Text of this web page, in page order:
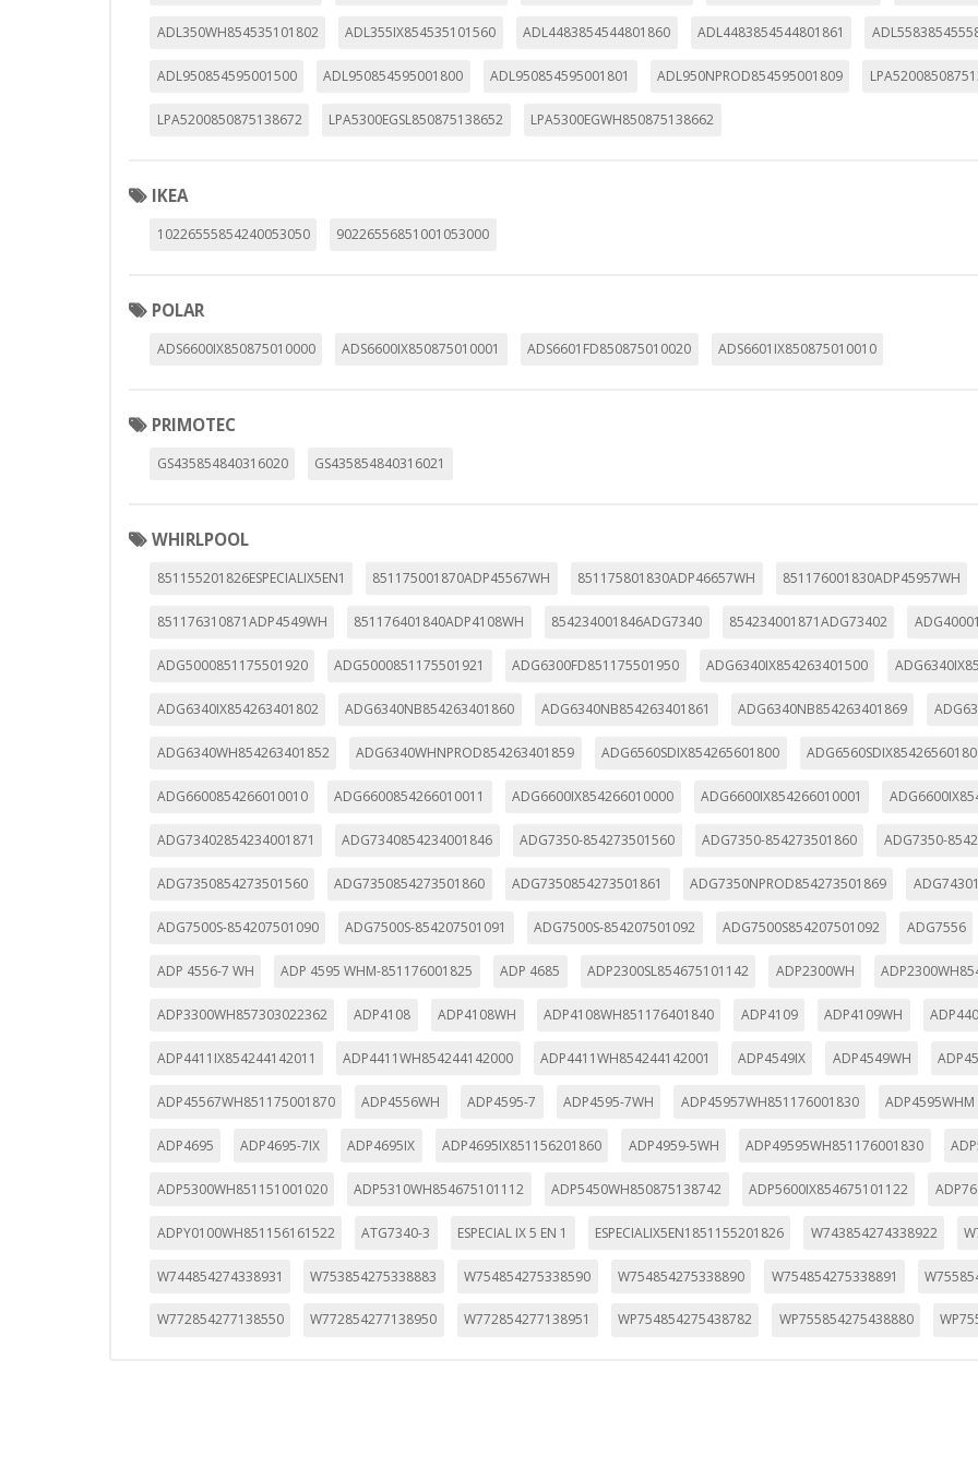
ADL350WH854535101802 ADL355IX854535101560 ADL4483854544801860 ADL4483854544801861
ADL950854595001500 ADL950854595001800 ADL950854595001801 ADL950NPROD854595001809
LPA5200850875138672 LPA5300EGSL850875138652 LPA5300EGWH850875138662
IKEA
10226555854240053050 90226556851001053000
POLAR
ADS6600IX850875010000 ADS6600IX850875010001 ADS6601FD850875010020 ADS6601IX850875010010
PRIMOTEC
GS435854840316020 GS435854840316021
WHIRLPOOL
851155201826ESPECIALIX5EN1 851175001870ADP45567WH 851175801830ADP46657WH 851176001830ADP45957WH
851176310871ADP4549WH 851176401840ADP4108WH 854234001846ADG7340 854234001871ADG73402
ADG5000851175501920 ADG5000851175501921 ADG6300FD851175501950 ADG6340IX854263401500
ADG6340IX854263401802 ADG6340NB854263401860 ADG6340NB854263401861 ADG6340NB854263401869
ADG6340WH854263401852 ADG6340WHNPROD854263401859 ADG6560SDIX854265601800
ADG6600854266010010 ADG6600854266010011 ADG6600IX854266010000 ADG6600IX854266010001
ADG73402854234001871 ADG7340854234001846 ADG7350-854273501560 ADG7350-854273501860 ADG7350-
ADG7350854273501560 ADG7350854273501860 ADG7350854273501861 ADG7350NPROD854273501869
ADG7500S-854207501090 ADG7500S-854207501091 ADG7500S-854207501092 ADG7500S854207501092 ADG7556
ADP 4556-7 WH ADP 4595 WHM-851176001825 ADP 4685 ADP2300SL854675101142 ADP2300WH
ADP3300WH857303022362 ADP4108 ADP4108WH ADP4108WH851176401840 ADP4109 ADP4109WH
ADP4411IX854244142011 ADP4411WH854244142000 ADP4411WH854244142001 ADP4549IX ADP4549WH
ADP45567WH851175001870 ADP4556WH ADP4595-7 ADP4595-7WH ADP45957WH851176001830 ADP4595WHM
ADP4695 ADP4695-7IX ADP4695IX ADP4695IX851156201860 ADP4959-5WH ADP49595WH851176001830
ADP5300WH851151001020 ADP5310WH854675101112 ADP5450WH850875138742 ADP5600IX854675101122
ADPY0100WH851156161522 ATG7340-3 ESPECIAL IX 5 EN 1 ESPECIALIX5EN1851155201826 W743854274338922
W744854274338931 W753854275338883 W754854275338590 W754854275338890 W754854275338891
W772854277138550 W772854277138950 W772854277138951 WP754854275438782 WP755854275438880
Cookies dirigidas
empresas para crear un perfil de sus intereses y mostrarle anuncios relevantes en otros sitios. No
política de cookies